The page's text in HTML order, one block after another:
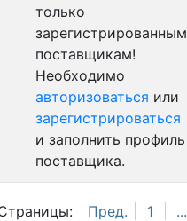
Пред. 1 ...
только
зарегистрированным
поставщикам!
Необходимо
авторизоваться или
зарегистрироваться
и заполнить профиль
поставщика.